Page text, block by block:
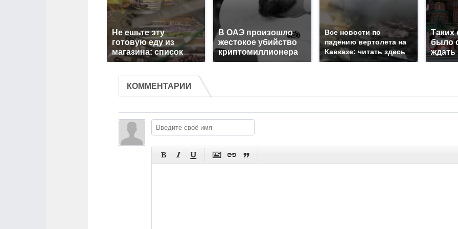
Не ешьте эту
готовую еду из
магазина: список
В ОАЭ произошло
жестокое убийство
криптомиллионера
Все новости по
падению вертолета на
Кавказе: читать здесь
Таких
было
ждать
КОММЕНТАРИИ
     